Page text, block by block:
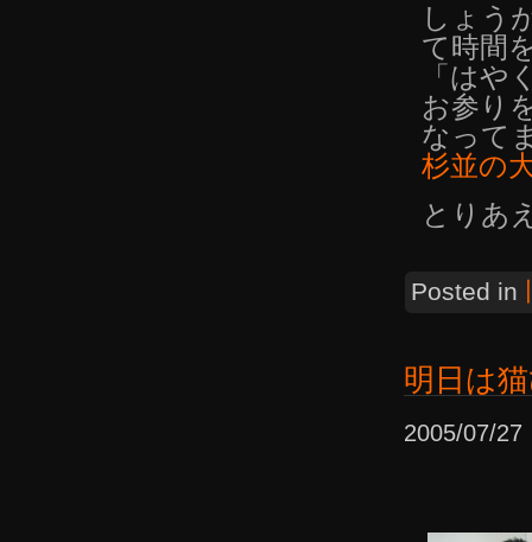
しょう
て時間
「はや
お参り
なって
杉並の
とりあ
Posted in
明日は
2005/07/